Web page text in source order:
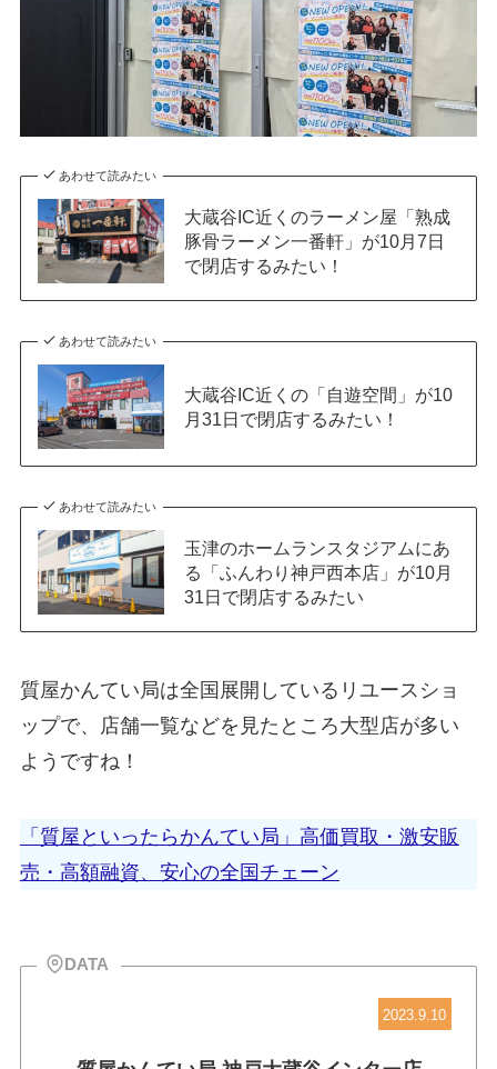
あわせて読みたい
大蔵谷IC近くのラーメン屋「熟成
豚骨ラーメン一番軒」が10月7日
で閉店するみたい！
あわせて読みたい
大蔵谷IC近くの「自遊空間」が10
月31日で閉店するみたい！
あわせて読みたい
玉津のホームランスタジアムにあ
る「ふんわり神戸西本店」が10月
31日で閉店するみたい
質屋かんてい局は全国展開しているリユースショ
ップで、店舗一覧などを見たところ大型店が多い
ようですね！
「質屋といったらかんてい局」高価買取・激安販
売・高額融資、安心の全国チェーン
DATA
2023.9.10